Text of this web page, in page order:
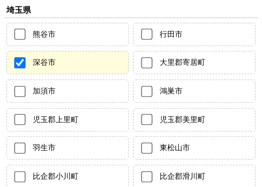
埼玉県
熊谷市 行田市
深谷市 大里郡寄居町
加須市 鴻巣市
児玉郡上里町 児玉郡美里町
羽生市 東松山市
比企郡小川町 比企郡滑川町